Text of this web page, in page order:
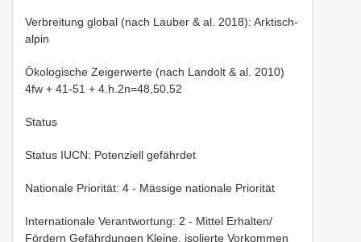
Verbreitung global (nach Lauber & al. 2018): Arktisch-
alpin
Ökologische Zeigerwerte (nach Landolt & al. 2010)
4fw + 41-51 + 4.h.2n=48,50,52
Status
Status IUCN: Potenziell gefährdet
Nationale Priorität: 4 - Mässige nationale Priorität
Internationale Verantwortung: 2 - Mittel Erhalten/
Fördern Gefährdungen Kleine, isolierte Vorkommen